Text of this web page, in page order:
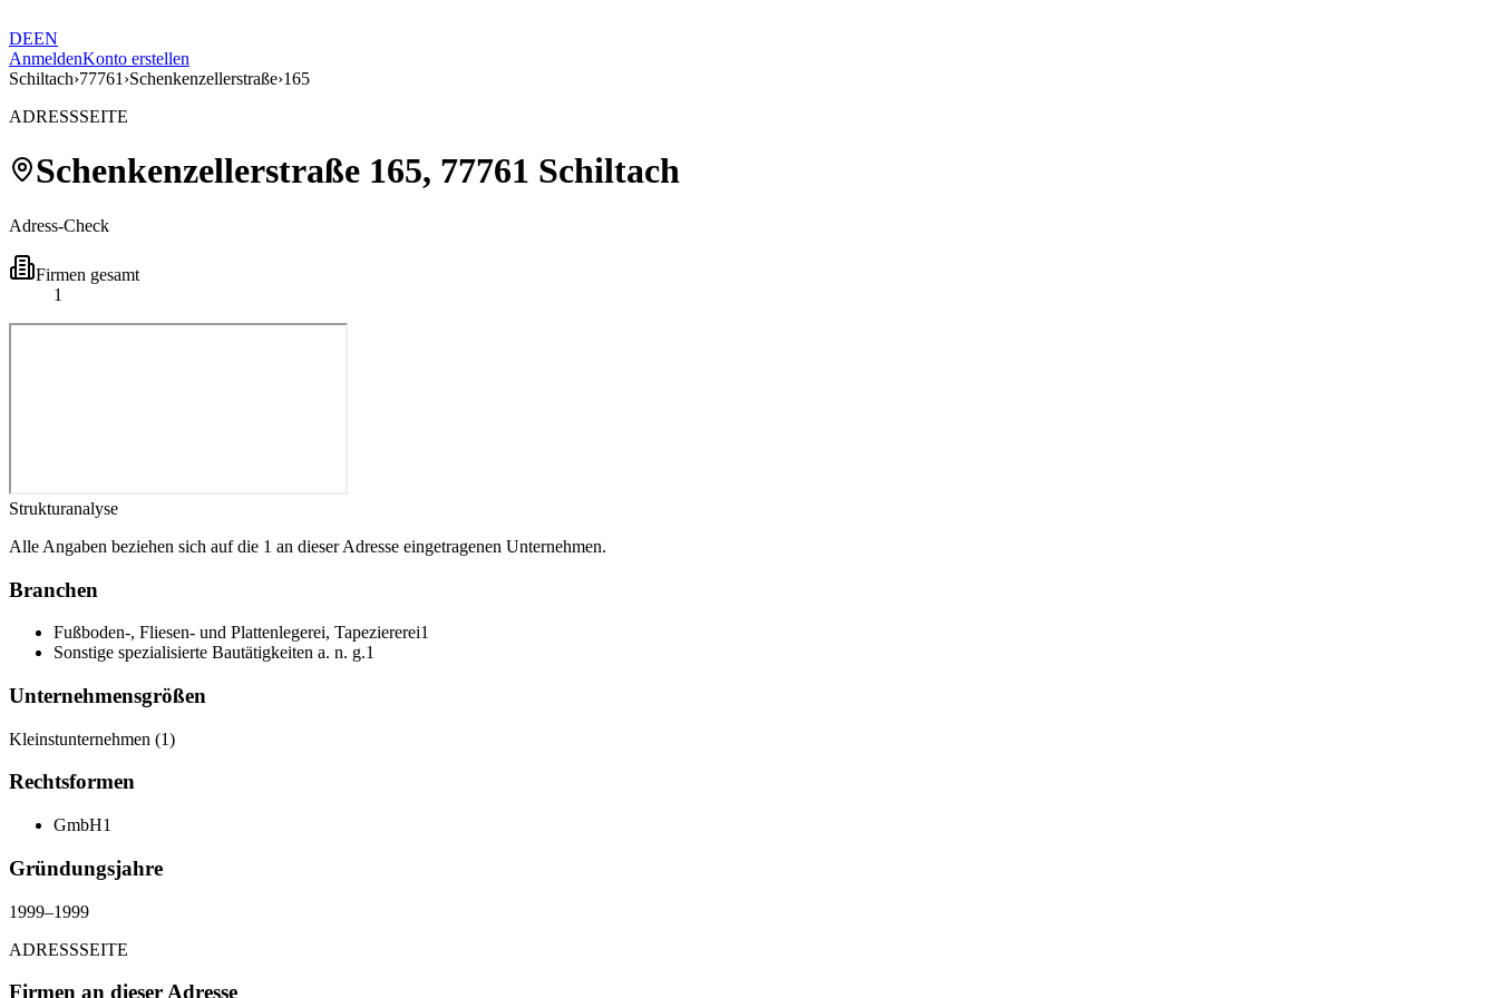
DEEN
AnmeldenKonto erstellen
Schiltach›77761 ›Schenkenzellerstraße›165
ADRESSSEITE
Schenkenzellerstraße 165, 77761 Schiltach
Adress-Check
Firmen gesamt
1
Strukturanalyse
Alle Angaben beziehen sich auf die 1 an dieser Adresse eingetragenen Unternehmen.
Branchen
Fußboden-, Fliesen- und Plattenlegerei, Tapeziererei1
Sonstige spezialisierte Bautätigkeiten a. n. g.1
Unternehmensgrößen
Kleinstunternehmen (1)
Rechtsformen
GmbH1
Gründungsjahre
1999–1999
ADRESSSEITE
Firmen an dieser Adresse